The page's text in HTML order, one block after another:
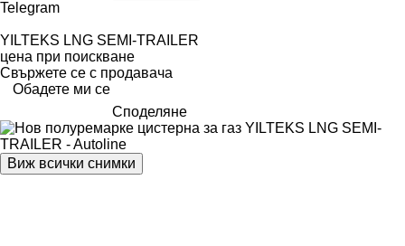
Telegram
YILTEKS LNG SEMI-TRAILER
цена при поискване
Свържете се с продавача
Обадете ми се
Споделяне
Виж всички снимки